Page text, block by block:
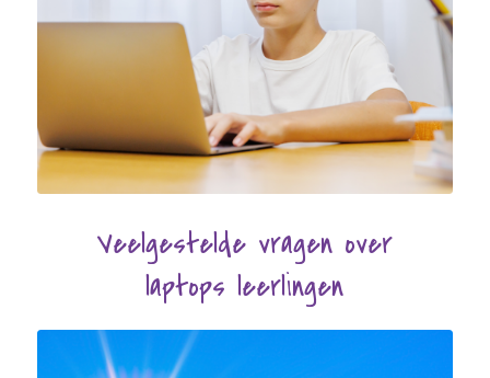
Veelgestelde vragen over
laptops leerlingen